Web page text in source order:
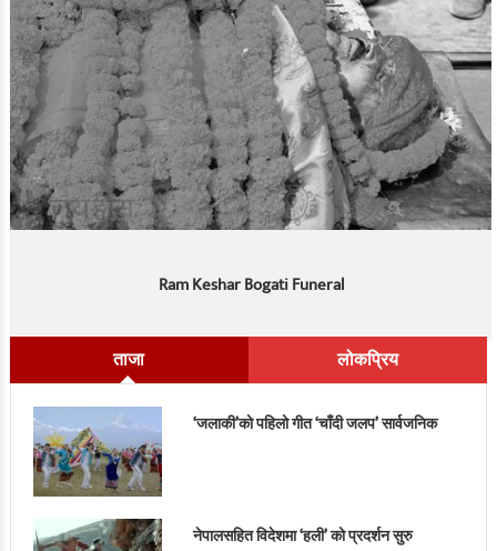
Ram Keshar Bogati Funeral
ताजा लोकप्रिय
‘जलाकी’को पहिलो गीत ‘चाँदी जलप’ सार्वजनिक
नेपालसहित विदेशमा ‘हली’ को प्रदर्शन सुरु